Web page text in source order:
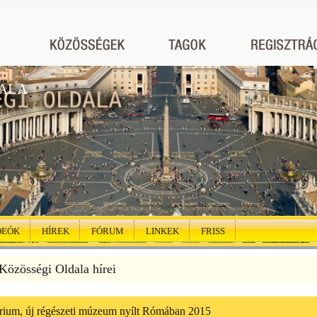
HÍREK FÓRUM LINKEK FRISS
Oldala hírei
új régészeti múzeum nyílt Rómában 2015